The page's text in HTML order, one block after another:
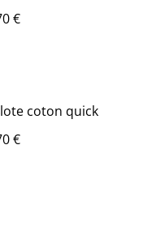
€
Pelote coton quick
€